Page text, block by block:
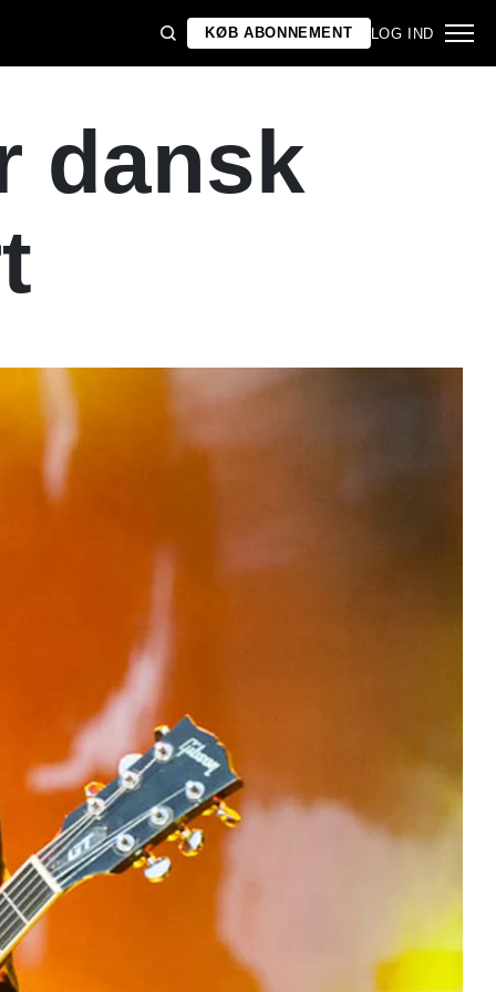
KØB ABONNEMENT LOG IND
dansk